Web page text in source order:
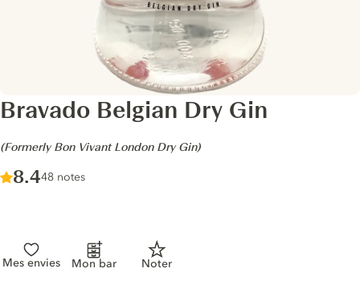
Bravado Belgian Dry Gin
-
(Formerly Bon Vivant London Dry Gin)
Score :
8.4/ 10
48 notes
Mes envies Mon bar Noter